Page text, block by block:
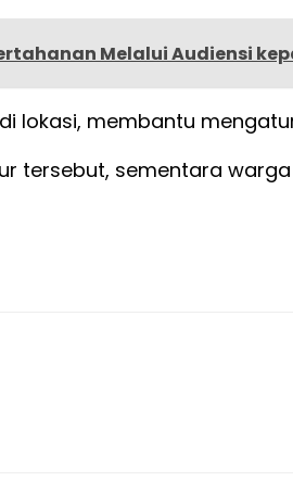
Melalui Audiensi
lokasi, membantu
tersebut, sementara